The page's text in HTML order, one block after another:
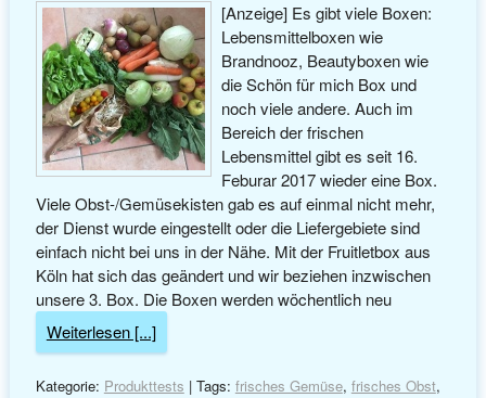
[Anzeige] Es gibt viele Boxen:
Lebensmittelboxen wie
Brandnooz, Beautyboxen wie
die Schön für mich Box und
noch viele andere. Auch im
Bereich der frischen
Lebensmittel gibt es seit 16.
Feburar 2017 wieder eine Box.
Viele Obst-/Gemüsekisten gab es auf einmal nicht mehr,
der Dienst wurde eingestellt oder die Liefergebiete sind
einfach nicht bei uns in der Nähe. Mit der Fruitletbox aus
Köln hat sich das geändert und wir beziehen inzwischen
unsere 3. Box. Die Boxen werden wöchentlich neu
Weiterlesen [...]
Kategorie: Produkttests | Tags: frisches Gemüse, frisches Obst,